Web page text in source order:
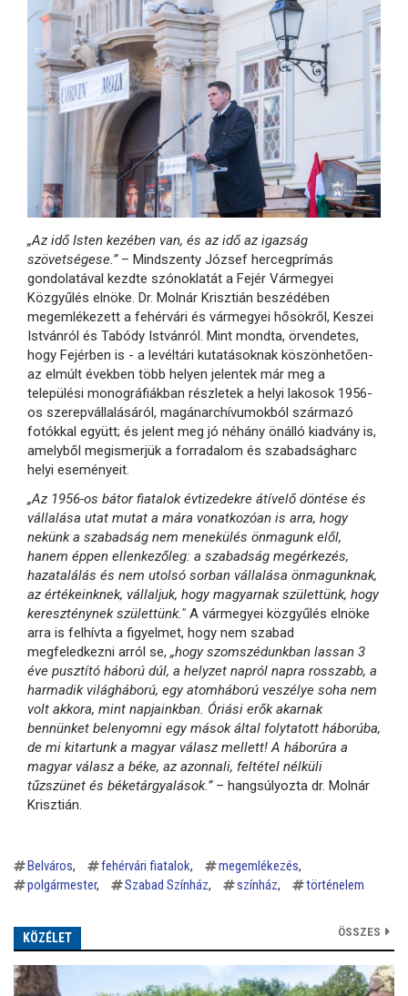
„Az idő Isten kezében van, és az idő az igazság
szövetségese.”– Mindszenty József hercegprímás
gondolatával kezdte szónoklatát a Fejér Vármegyei
Közgyűlés elnöke. Dr. Molnár Krisztián beszédében
megemlékezett a fehérvári és vármegyei hősökről, Keszei
Istvánról és Tabódy Istvánról. Mint mondta, örvendetes,
hogy Fejérben is - a levéltári kutatásoknak köszönhetően-
az elmúlt években több helyen jelentek már meg a
települési monográfiákban részletek a helyi lakosok 1956-
os szerepvállalásáról, magánarchívumokból származó
fotókkal együtt; és jelent meg jó néhány önálló kiadvány is,
amelyből megismerjük a forradalom és szabadságharc
helyi eseményeit.
„Az 1956-os bátor fiatalok évtizedekre átívelő döntése és
vállalása utat mutat a mára vonatkozóan is arra, hogy
nekünk a szabadság nem menekülés önmagunk elől,
hanem éppen ellenkezőleg: a szabadság megérkezés,
hazatalálás és nem utolsó sorban vállalása önmagunknak,
az értékeinknek, vállaljuk, hogy magyarnak születtünk, hogy
kereszténynek születtünk." A vármegyei közgyűlés elnöke
arra is felhívta a figyelmet, hogy nem szabad
megfeledkezni arról se, „hogy szomszédunkban lassan 3
éve pusztító háború dúl, a helyzet napról napra rosszabb, a
harmadik világháború, egy atomháború veszélye soha nem
volt akkora, mint napjainkban. Óriási erők akarnak
bennünket belenyomni egy mások által folytatott háborúba,
de mi kitartunk a magyar válasz mellett! A háborúra a
magyar válasz a béke, az azonnali, feltétel nélküli
tűzszünet és béketárgyalások.”– hangsúlyozta dr. Molnár
Krisztián.
Belváros fehérvári fiatalok
megemlékezés
polgármester
Szabad Színház színház történelem
KÖZÉLET ÖSSZES